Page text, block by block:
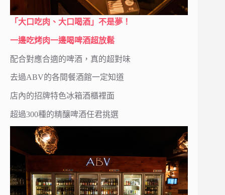
「大口吃肉、大口喝酒」不是夢！
一邊吃烤肉一邊喝啤酒超放鬆
配合對應合適的啤酒，真的超對味
去過ABV的各間餐酒館一定知道
店內的招牌特色冰箱酒櫃裡面
超過300種的精釀啤酒任君挑選